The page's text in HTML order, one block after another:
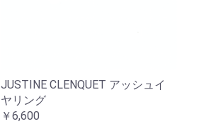
JUSTINE CLENQUET アッシュイ
ヤリング
￥6,600